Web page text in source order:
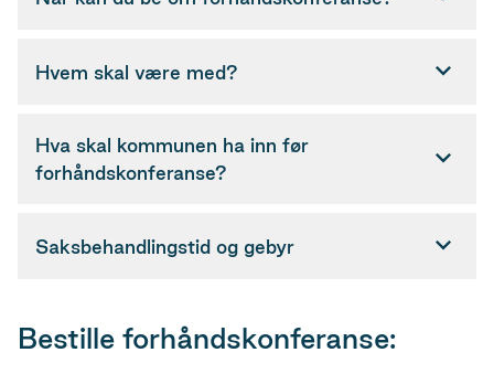
Hvem skal være med?
Hva skal kommunen ha inn før
forhåndskonferanse?
Saksbehandlingstid og gebyr
Bestille forhåndskonferanse: